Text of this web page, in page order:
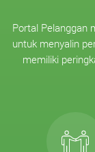
Portal Pelanggan
untuk menyalin
memiliki